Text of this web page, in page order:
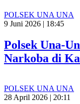
POLSEK UNA UNA
9 Juni 2026 | 18:45
Polsek Una-
Narkoba di
POLSEK UNA UNA
28 April 2026 | 20:11